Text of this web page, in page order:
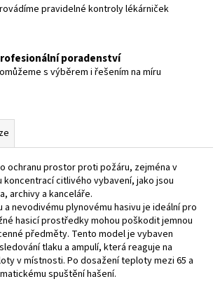
pravidelné kontroly lékárniček
poradenství
s výběrem i řešením na míru
ochranu prostor proti požáru, zejména v
koncentrací citlivého vybavení, jako jsou
archivy a kanceláře.
a nevodivému plynovému hasivu je ideální pro
hasicí prostředky mohou poškodit jemnou
předměty. Tento model je vybaven
tlaku a ampulí, která reaguje na
v místnosti. Po dosažení teploty mezi 65 a
spuštění hašení.